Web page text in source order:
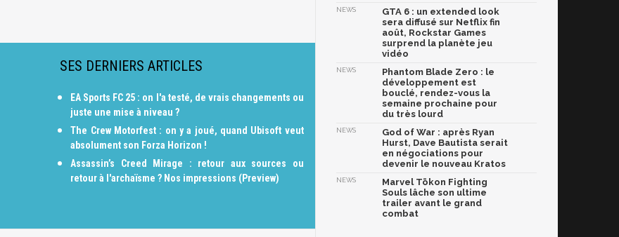
SES DERNIERS ARTICLES
EA Sports FC 25 : on l'a testé, de vrais changements ou
juste une mise à niveau ?
The Crew Motorfest : on y a joué, quand Ubisoft veut
absolument son Forza Horizon !
Assassin’s Creed Mirage : retour aux sources ou
retour à l'archaïsme ? Nos impressions (Preview)
NEWS
GTA 6 : un extended look
sera diffusé sur Netflix fin
août, Rockstar Games
surprend la planète jeu
vidéo
NEWS
Phantom Blade Zero : le
développement est
bouclé, rendez-vous la
semaine prochaine pour
du très lourd
NEWS
God of War : après Ryan
Hurst, Dave Bautista serait
en négociations pour
devenir le nouveau Kratos
NEWS
Marvel Tōkon Fighting
Souls lâche son ultime
trailer avant le grand
combat